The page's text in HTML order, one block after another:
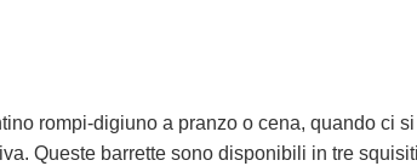
rompi-digiuno a pranzo o cena, quando ci
Queste barrette sono disponibili in tre